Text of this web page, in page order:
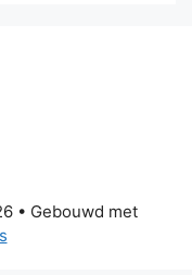
• Gebouwd met